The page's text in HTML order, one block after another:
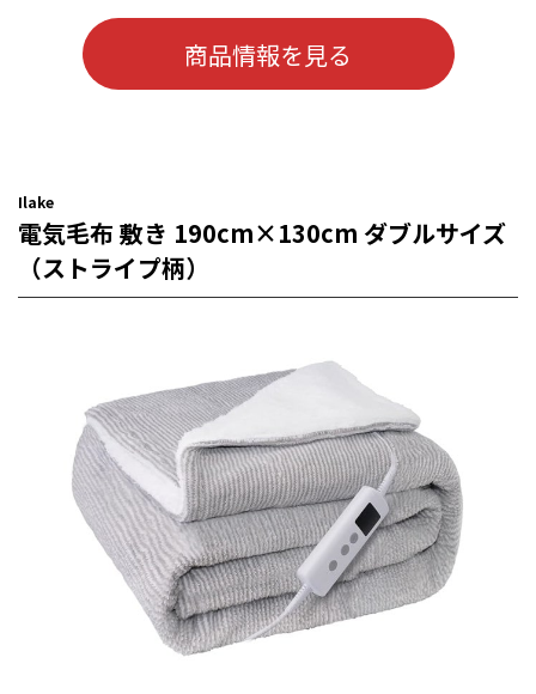
商品情報を見る
Ilake
電気毛布 敷き 190cm×130cm ダブルサイズ
（ストライプ柄）